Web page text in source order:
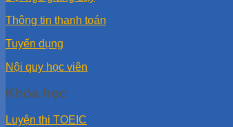
Thông tin thanh toán
Tuyển dụng
Nội quy học viên
Khóa học
Luyện thi TOEIC